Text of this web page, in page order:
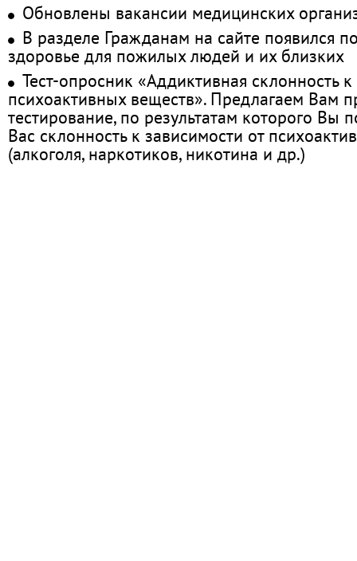
Обновлены вакансии медицинских
В разделе Гражданам на сайте появился
здоровье для пожилых людей и их близких
Тест-опросник «Аддиктивная склонность
психоактивных веществ». Предлагаем Вам
тестирование, по результатам которого Вы
Вас склонность к зависимости от
(алкоголя, наркотиков, никотина и др.)